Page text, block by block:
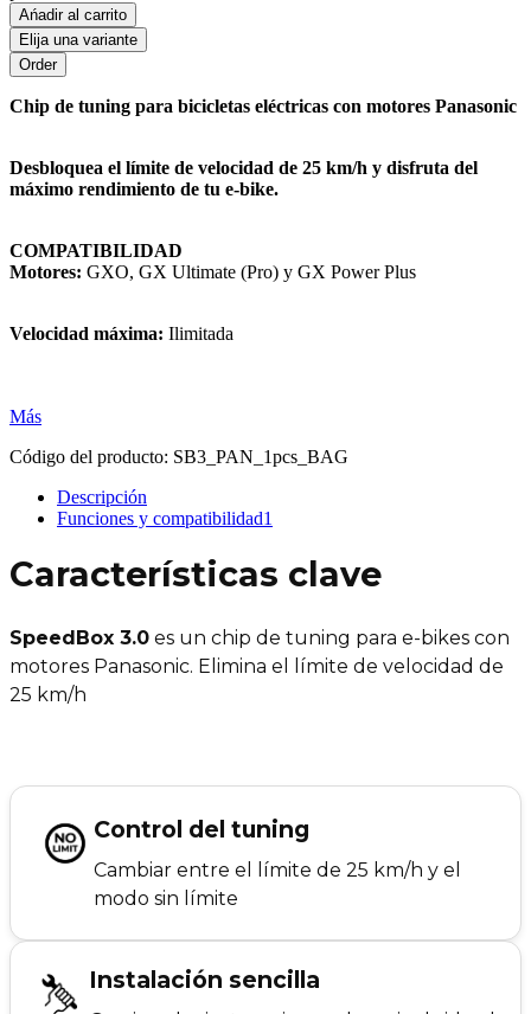
Ańadir al carrito
Elija una variante
Chip de tuning para bicicletas eléctricas con motores Panasonic
Desbloquea el límite de velocidad de 25 km/h y disfruta del
máximo rendimiento de tu e-bike.
COMPATIBILIDAD
Motores: GXO, GX Ultimate (Pro) y GX Power Plus
Velocidad máxima: Ilimitada
Más
Código del producto: SB3_PAN_1pcs_BAG
Descripción
Funciones y compatibilidad1
Características clave
SpeedBox 3.0 es un chip de tuning para e-bikes con
motores Panasonic. Elimina el límite de velocidad de
25 km/h
Control del tuning
Cambiar entre el límite de 25 km/h y el
modo sin límite
Instalación sencilla